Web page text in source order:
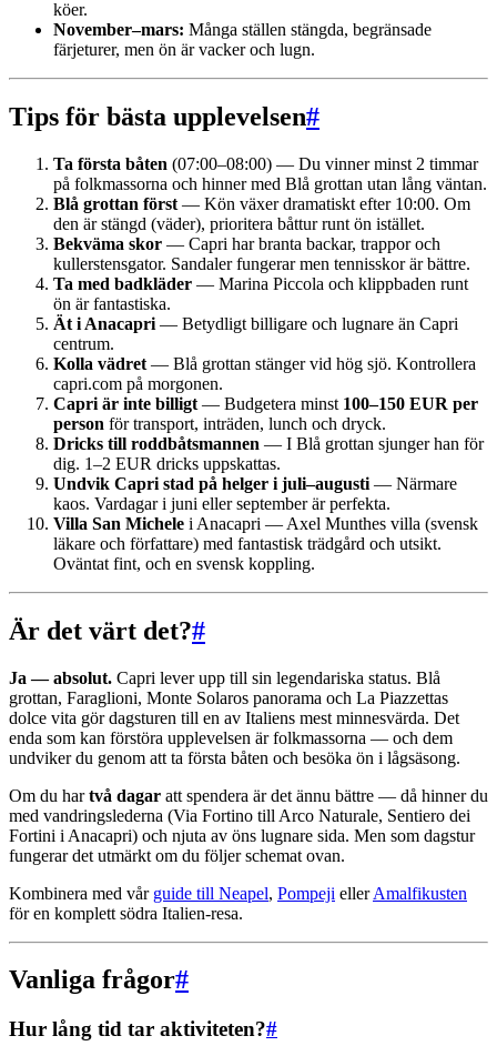
köer.
November–mars: Många ställen stängda, begränsade
färjeturer, men ön är vacker och lugn.
Tips för bästa upplevelsen#
Ta första båten (07:00–08:00) — Du vinner minst 2 timmar
på folkmassorna och hinner med Blå grottan utan lång väntan.
Blå grottan först — Kön växer dramatiskt efter 10:00. Om
den är stängd (väder), prioritera båttur runt ön istället.
Bekväma skor — Capri har branta backar, trappor och
kullerstensgator. Sandaler fungerar men tennisskor är bättre.
Ta med badkläder — Marina Piccola och klippbaden runt
ön är fantastiska.
Ät i Anacapri — Betydligt billigare och lugnare än Capri
centrum.
Kolla vädret — Blå grottan stänger vid hög sjö. Kontrollera
capri.com på morgonen.
Capri är inte billigt — Budgetera minst 100–150 EUR per
person för transport, inträden, lunch och dryck.
Dricks till roddbåtsmannen — I Blå grottan sjunger han för
dig. 1–2 EUR dricks uppskattas.
Undvik Capri stad på helger i juli–augusti — Närmare
kaos. Vardagar i juni eller september är perfekta.
Villa San Michele i Anacapri — Axel Munthes villa (svensk
läkare och författare) med fantastisk trädgård och utsikt.
Oväntat fint, och en svensk koppling.
Är det värt det?#
Ja — absolut. Capri lever upp till sin legendariska status. Blå
grottan, Faraglioni, Monte Solaros panorama och La Piazzettas
dolce vita gör dagsturen till en av Italiens mest minnesvärda. Det
enda som kan förstöra upplevelsen är folkmassorna — och dem
undviker du genom att ta första båten och besöka ön i lågsäsong.
Om du hartvå dagar att spendera är det ännu bättre — då hinner du
med vandringslederna (Via Fortino till Arco Naturale, Sentiero dei
Fortini i Anacapri) och njuta av öns lugnare sida. Men som dagstur
fungerar det utmärkt om du följer schemat ovan.
Kombinera med vår guide till Neapel, Pompeji ellerAmalfikusten
för en komplett södra Italien-resa.
Vanliga frågor#
Hur lång tid tar aktiviteten?#